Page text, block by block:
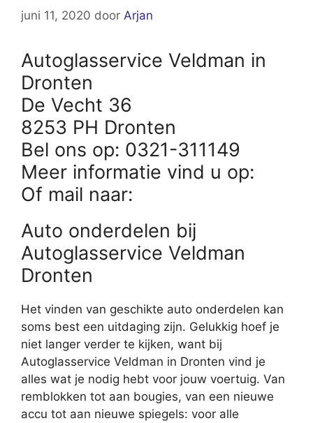
juni 11, 2020 door Arjan
Autoglasservice Veldman in
Dronten
De Vecht 36
8253 PH Dronten
Bel ons op: 0321-311149
Meer informatie vind u op:
Of mail naar:
Auto onderdelen bij
Autoglasservice Veldman
Dronten
Het vinden van geschikte auto onderdelen kan
soms best een uitdaging zijn. Gelukkig hoef je
niet langer verder te kijken, want bij
Autoglasservice Veldman in Dronten vind je
alles wat je nodig hebt voor jouw voertuig. Van
remblokken tot aan bougies, van een nieuwe
accu tot aan nieuwe spiegels: voor alle